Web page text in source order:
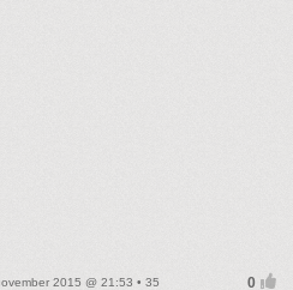
2015 @ 21:53 • 35